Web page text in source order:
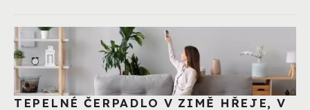
TEPELNÉ ČERPADLO V ZIMĚ HŘEJE, V